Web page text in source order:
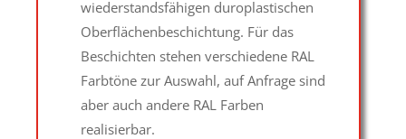
wiederstandsfähigen duroplastischen
Oberflächenbeschichtung. Für das
Beschichten stehen verschiedene RAL
Farbtöne zur Auswahl, auf Anfrage sind
aber auch andere RAL Farben
realisierbar.